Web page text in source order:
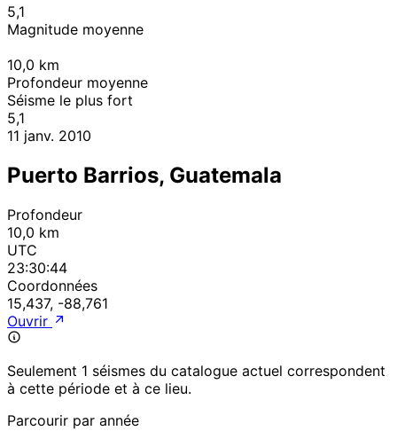
5,1
Magnitude moyenne
10,0 km
Profondeur moyenne
Séisme le plus fort
5,1
11 janv. 2010
Puerto Barrios, Guatemala
Profondeur
10,0 km
UTC
23:30:44
Coordonnées
15,437, -88,761
Ouvrir
Seulement 1 séismes du catalogue actuel correspondent
à cette période et à ce lieu.
Parcourir par année